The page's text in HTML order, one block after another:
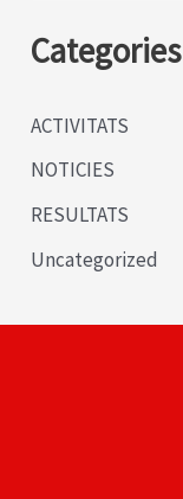
x
u
s
Categories
ACTIVITATS
NOTICIES
RESULTATS
Uncategorized